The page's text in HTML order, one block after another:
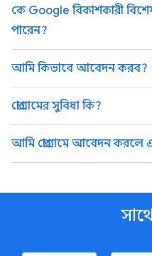
কে Google বিকাশকারী
পারেন?
আমি কিভাবে আবেদন করব?
প্রোগ্রামের সুবিধা কি?
আমি প্রোগ্রামে আবেদন করলে